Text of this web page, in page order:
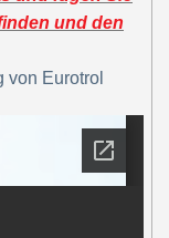
und den
von Eurotrol